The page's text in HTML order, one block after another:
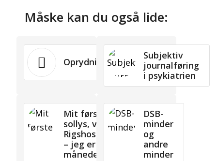
Måske kan du også lide:
Oprydning
Subjektiv
journalføring
i psykiatrien
Mit første
sollys, vi er på
Rigshospitalet
– jeg er ca. 4
måneder …
DSB-
minder
og
andre
minder